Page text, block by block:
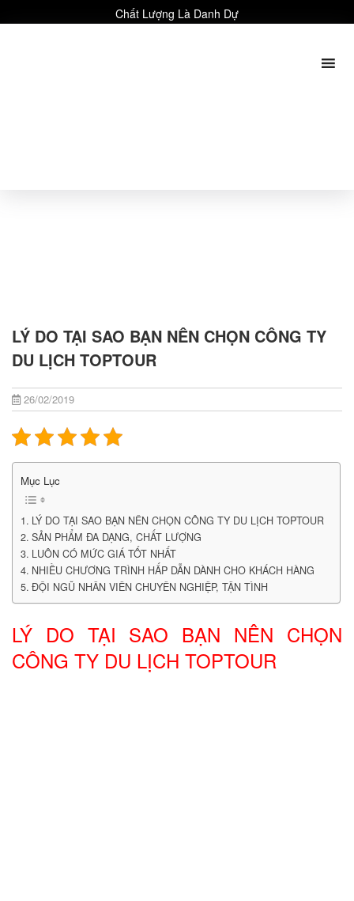
Chất Lượng Là Danh Dự
LÝ DO TẠI SAO BẠN NÊN CHỌN CÔNG TY
DU LỊCH TOPTOUR
26/02/2019
Mục Lục
LÝ DO TẠI SAO BẠN NÊN CHỌN CÔNG TY DU LỊCH TOPTOUR
SẢN PHẨM ĐA DẠNG, CHẤT LƯỢNG
LUÔN CÓ MỨC GIÁ TỐT NHẤT
NHIỀU CHƯƠNG TRÌNH HẤP DẪN DÀNH CHO KHÁCH HÀNG
ĐỘI NGŨ NHÂN VIÊN CHUYÊN NGHIỆP, TẬN TÌNH
LÝ DO TẠI SAO BẠN NÊN CHỌN
CÔNG TY DU LỊCH TOPTOUR